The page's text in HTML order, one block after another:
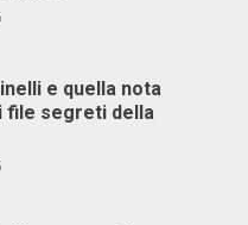
e quella nota
file segreti della